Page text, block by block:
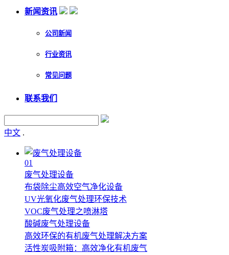
新闻资讯
公司新闻
行业资讯
常见问题
联系我们
中文 .
01
废气处理设备
布袋除尘高效空气净化设备
UV光氧化废气处理环保技术
VOC废气处理之喷淋塔
酸碱废气处理设备
高效环保的有机废气处理解决方案
活性炭吸附箱：高效净化有机废气